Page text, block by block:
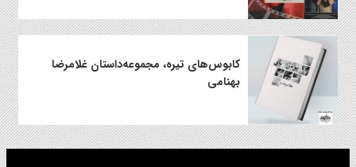
کابوس‌های تیره، مجموعه‌داستان غلامرضا
بهنامی